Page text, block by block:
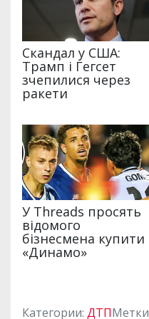
Категории: ДТП